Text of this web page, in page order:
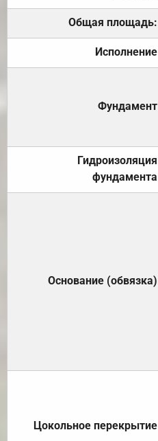
Общая площадь:
Исполнение
Фундамент
Гидроизоляция
фундамента
Основание (обвязка)
Цокольное перекрытие